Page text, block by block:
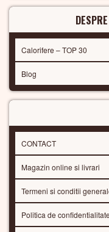
Calorifere – TOP 30
Blog
CONTACT
Magazin online si livrari
Termeni si conditii
Politica de confidentialitate